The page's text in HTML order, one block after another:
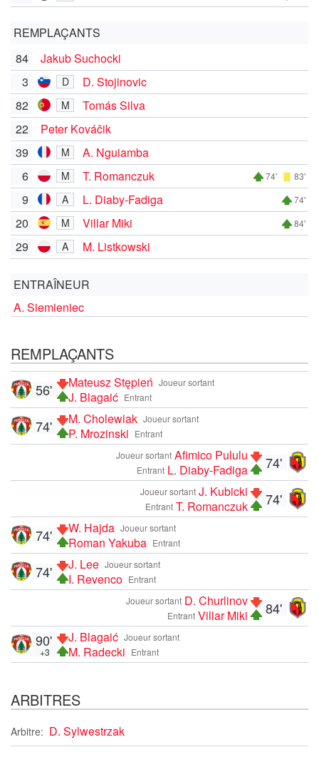
REMPLAÇANTS
84
Jakub Suchocki
3
D
D. Stojinovic
82
M
Tomás Silva
22
Peter Kováčik
39
M
A. Nguiamba
6
M T. Romanczuk 74' 83'
9 A L. Diaby-Fadiga 74'
20 M Villar Miki 84'
29 A M. Listkowski
ENTRAÎNEUR
A. Siemieniec
REMPLAÇANTS
Joueur sortant
Mateusz Stępień
Entrant
J. Blagaić
56'
Joueur sortant
M. Cholewiak
Entrant
P. Mrozinski
74'
74'
Joueur sortant Afimico Pululu
Entrant L. Diaby-Fadiga
74'
Joueur sortant J. Kubicki
Entrant T. Romanczuk
Joueur sortant
W. Hajda
Entrant
Roman Yakuba
74'
Joueur sortant
J. Lee
Entrant
I. Revenco
74'
84'
Joueur sortant D. Churlinov
Entrant Villar Miki
Joueur sortant
J. Blagaić
Entrant
M. Radecki
90'
+3
ARBITRES
Arbitre: D. Sylwestrzak